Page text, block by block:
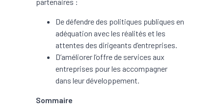
De défendre des politiques publiques en
adéquation avec les réalités et les
attentes des dirigeants d’entreprises.
D’améliorer l’offre de services aux
entreprises pour les accompagner
dans leur développement.
Sommaire